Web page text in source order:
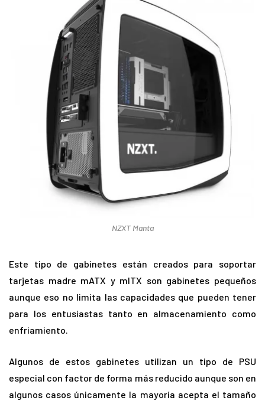
NZXT Manta
Este tipo de gabinetes están creados para soportar
tarjetas madre mATX y mITX son gabinetes pequeños
aunque eso no limita las capacidades que pueden tener
para los entusiastas tanto en almacenamiento como
enfriamiento.
Algunos de estos gabinetes utilizan un tipo de PSU
especial con factor de forma más reducido aunque son en
algunos casos únicamente la mayoría acepta el tamaño